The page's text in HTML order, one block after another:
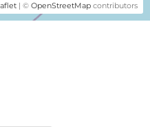
| © OpenStreetMap contributors